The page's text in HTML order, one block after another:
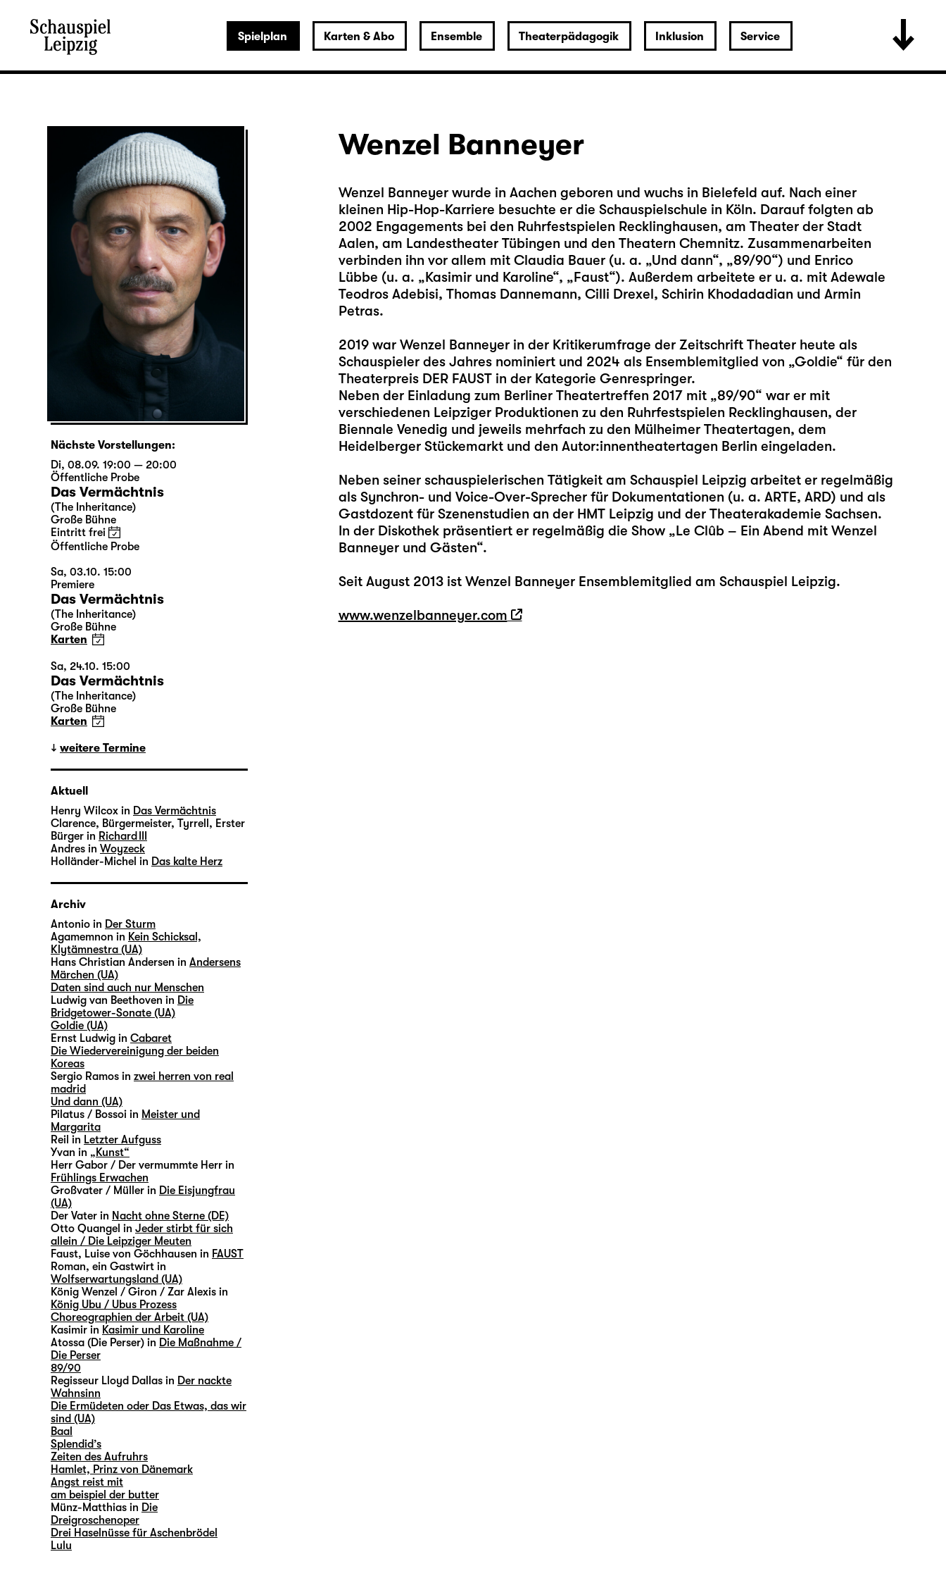
Spielplan Karten & Abo Ensemble Theaterpädagogik Inklusion Service
Wenzel Banneyer
Wenzel Banneyer wurde in Aachen geboren und wuchs in Bielefeld auf. Nach einer
kleinen Hip-Hop-Karriere besuchte er die Schauspielschule in Köln. Darauf folgten ab
2002 Engagements bei den Ruhrfestspielen Recklinghausen, am Theater der Stadt
Aalen, am Landestheater Tübingen und den Theatern Chemnitz. Zusammenarbeiten
verbinden ihn vor allem mit Claudia Bauer (u. a. „Und dann“, „89/90“) und Enrico
Lübbe (u. a. „Kasimir und Karoline“, „Faust“). Außerdem arbeitete er u. a. mit Adewale
Teodros Adebisi, Thomas Dannemann, Cilli Drexel, Schirin Khodadadian und Armin
Petras.
2019 war Wenzel Banneyer in der Kritikerumfrage der Zeitschrift Theater heute als
Schauspieler des Jahres nominiert und 2024 als Ensemblemitglied von „Goldie“ für den
Theaterpreis DER FAUST in der Kategorie Genrespringer.
Neben der Einladung zum Berliner Theatertreffen 2017 mit „89/90“ war er mit
verschiedenen Leipziger Produktionen zu den Ruhrfestspielen Recklinghausen, der
Biennale Venedig und jeweils mehrfach zu den Mülheimer Theatertagen, dem
Heidelberger Stückemarkt und den Autor:innentheatertagen Berlin eingeladen.
Neben seiner schauspielerischen Tätigkeit am Schauspiel Leipzig arbeitet er regelmäßig
als Synchron- und Voice-Over-Sprecher für Dokumentationen (u. a. ARTE, ARD) und als
Gastdozent für Szenenstudien an der HMT Leipzig und der Theaterakademie Sachsen.
In der Diskothek präsentiert er regelmäßig die Show „Le Clûb – Ein Abend mit Wenzel
Banneyer und Gästen“.
Seit August 2013 ist Wenzel Banneyer Ensemblemitglied am Schauspiel Leipzig.
www.wenzelbanneyer.com
Nächste Vorstellungen:
Di, 08.09. 19:00 — 20:00
Öffentliche Probe
Das Vermächtnis
(The Inheritance)
Große Bühne
Eintritt frei
Öffentliche Probe
Sa, 03.10. 15:00
Premiere
Das Vermächtnis
(The Inheritance)
Große Bühne
Karten
Sa, 24.10. 15:00
Das Vermächtnis
(The Inheritance)
Große Bühne
Karten
weitere Termine
Aktuell
Henry Wilcox in Das Vermächtnis
Clarence, Bürgermeister, Tyrrell, Erster
Bürger in Richard III
Andres in Woyzeck
Holländer-Michel in Das kalte Herz
Archiv
Antonio in Der Sturm
Agamemnon in Kein Schicksal,
Klytämnestra (UA)
Hans Christian Andersen in Andersens
Märchen (UA)
Daten sind auch nur Menschen
Ludwig van Beethoven in Die
Bridgetower-Sonate (UA)
Goldie (UA)
Ernst Ludwig in Cabaret
Die Wiedervereinigung der beiden
Koreas
Sergio Ramos in zwei herren von real
madrid
Und dann (UA)
Pilatus / Bossoi in Meister und
Margarita
Reil in Letzter Aufguss
Yvan in „Kunst“
Herr Gabor / Der vermummte Herr in
Frühlings Erwachen
Großvater / Müller in Die Eisjungfrau
(UA)
Der Vater in Nacht ohne Sterne (DE)
Otto Quangel in Jeder stirbt für sich
allein / Die Leipziger Meuten
Faust, Luise von Göchhausen in FAUST
Roman, ein Gastwirt in
Wolfserwartungsland (UA)
König Wenzel / Giron / Zar Alexis in
König Ubu / Ubus Prozess
Choreographien der Arbeit (UA)
Kasimir in Kasimir und Karoline
Atossa (Die Perser) in Die Maßnahme /
Die Perser
89/90
Regisseur Lloyd Dallas in Der nackte
Wahnsinn
Die Ermüdeten oder Das Etwas, das wir
sind (UA)
Baal
Splendid’s
Zeiten des Aufruhrs
Hamlet, Prinz von Dänemark
Angst reist mit
am beispiel der butter
Münz-Matthias in Die
Dreigroschenoper
Drei Haselnüsse für Aschenbrödel
Lulu